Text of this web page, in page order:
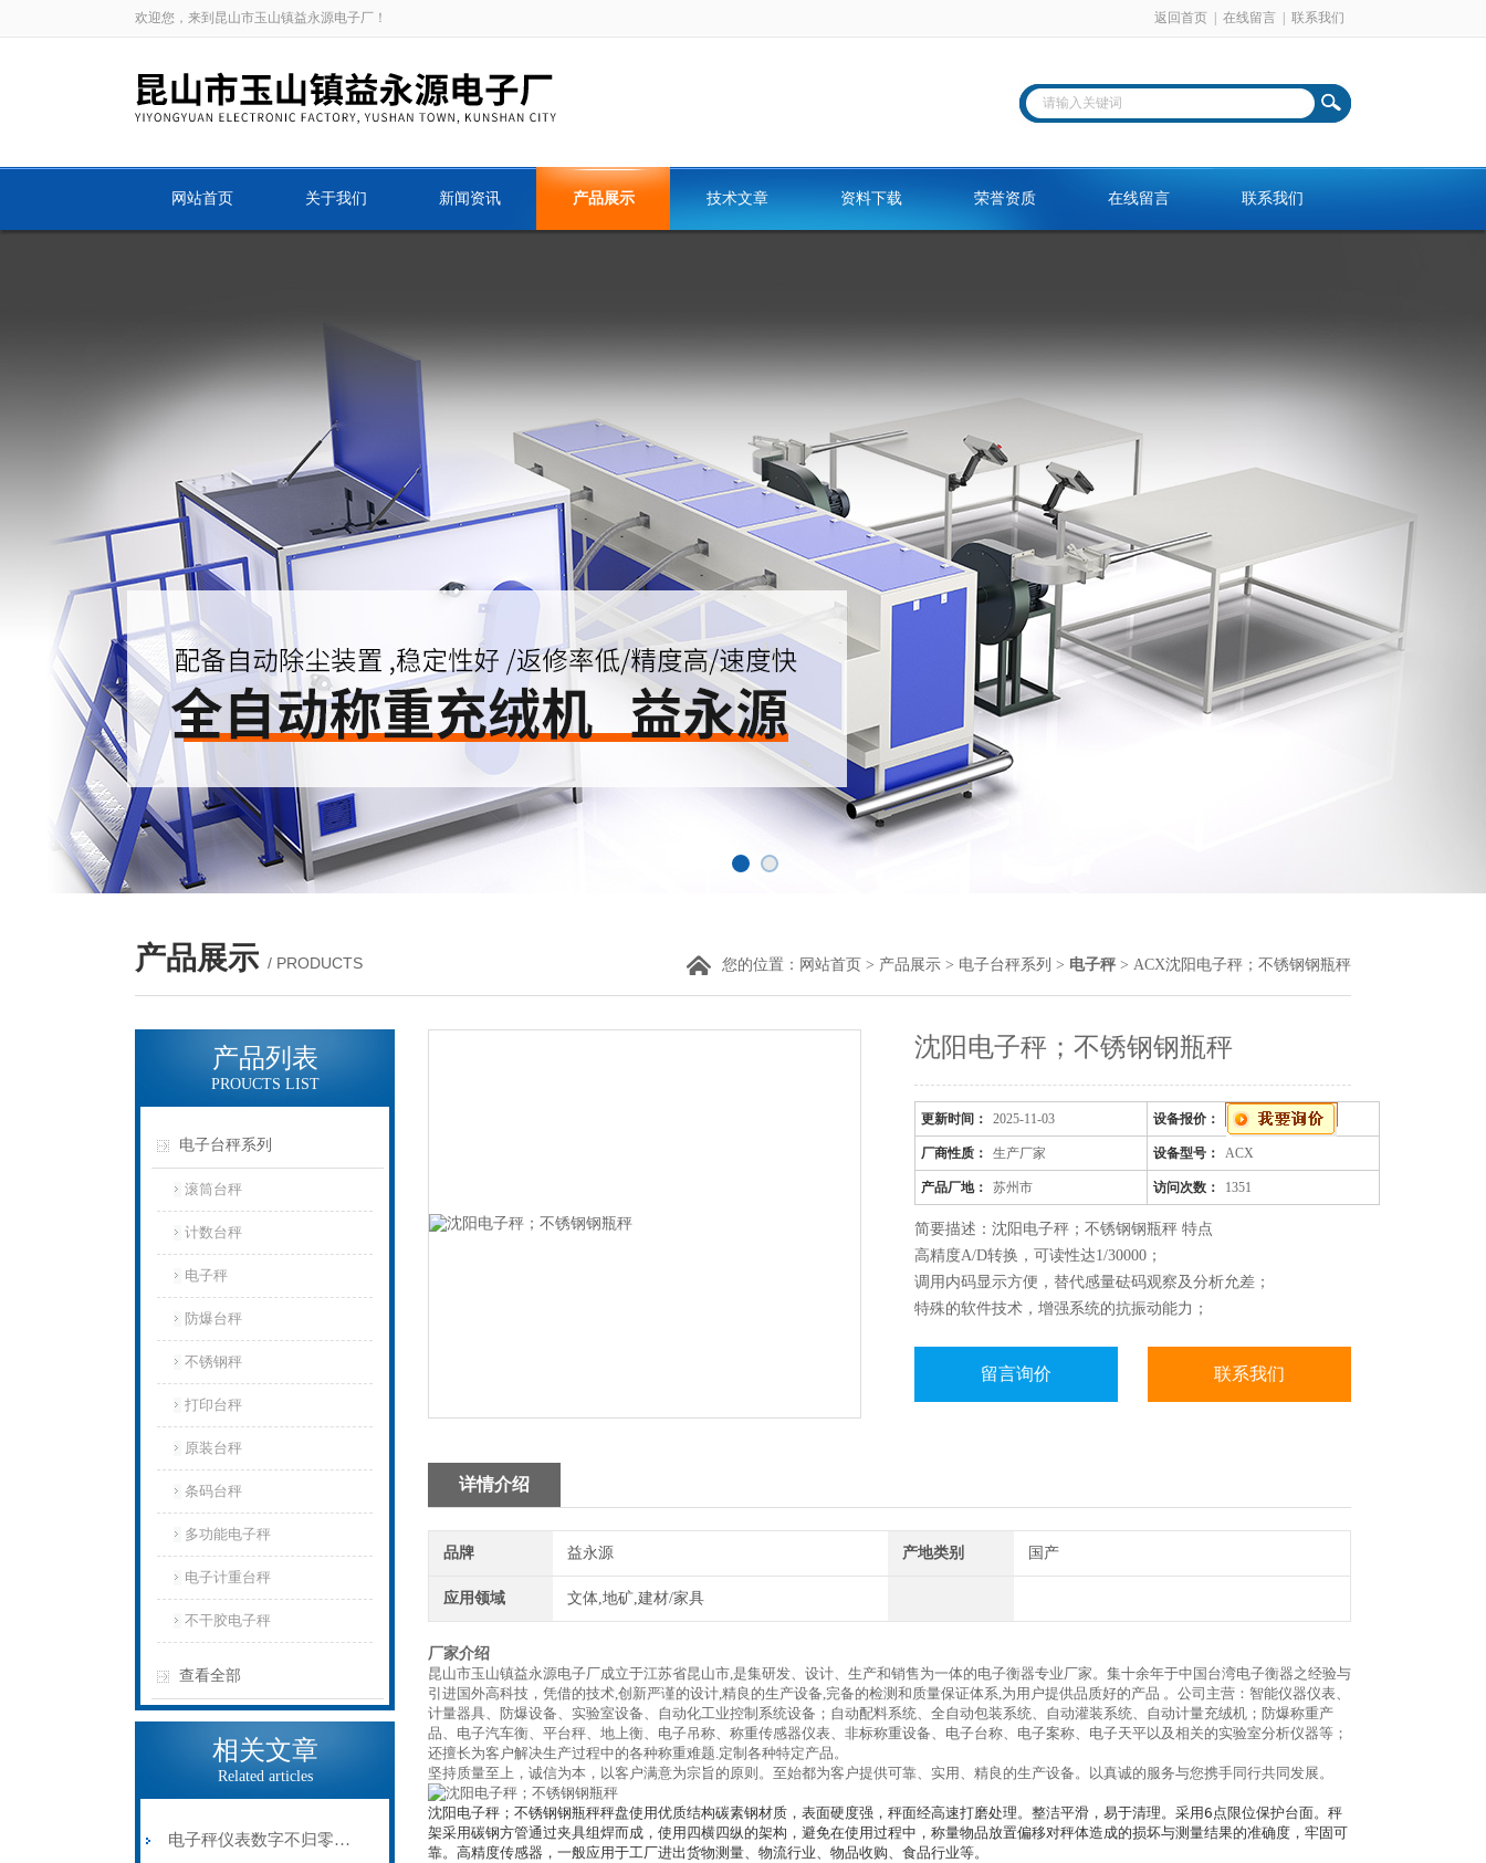
欢迎您，来到昆山市玉山镇益永源电子厂！ 返回首页 在线留言 联系我们
网站首页 关于我们 新闻资讯 产品展示 技术文章 资料下载 荣誉资质 在线留言 联系我们
产品展示 / PRODUCTS 您的位置： 网站首页 > 产品展示 > 电子台秤系列 > 电子秤 > ACX沈阳电子秤；不锈钢钢瓶秤
产品列表
PROUCTS LIST
电子台秤系列
滚筒台秤
计数台秤
电子秤
防爆台秤
不锈钢秤
打印台秤
原装台秤
条码台秤
多功能电子秤
电子计重台秤
不干胶电子秤
查看全部
相关文章
Related articles
电子秤仪表数字不归零，咋办
沈阳电子秤；不锈钢钢瓶秤
更新时间： 2025-11-03 设备报价：
厂商性质： 生产厂家 设备型号： ACX
产品厂地： 苏州市 访问次数： 1351
简要描述：沈阳电子秤；不锈钢钢瓶秤 特点
高精度A/D转换，可读性达1/30000；
调用内码显示方便，替代感量砝码观察及分析允差；
特殊的软件技术，增强系统的抗振动能力；
数字滤波的速度、幅度以及稳定的时间可设置。
留言询价 联系我们
详情介绍
品牌 益永源 产地类别 国产
应用领域 文体,地矿,建材/家具
厂家介绍
昆山市玉山镇益永源电子厂成立于江苏省昆山市,是集研发、设计、生产和销售为一体的电子衡器专业厂家。集十余年于中国台湾电子衡器之经验与
引进国外高科技，凭借的技术,创新严谨的设计,精良的生产设备,完备的检测和质量保证体系,为用户提供品质好的产品 。公司主营：智能仪器仪表、
计量器具、防爆设备、实验室设备、自动化工业控制系统设备；自动配料系统、全自动包装系统、自动灌装系统、自动计量充绒机；防爆称重产
品、电子汽车衡、平台秤、地上衡、电子吊称、称重传感器仪表、非标称重设备、电子台称、电子案称、电子天平以及相关的实验室分析仪器等；
还擅长为客户解决生产过程中的各种称重难题.定制各种特定产品。
坚持质量至上，诚信为本，以客户满意为宗旨的原则。至始都为客户提供可靠、实用、精良的生产设备。以真诚的服务与您携手同行共同发展。
沈阳电子秤；不锈钢钢瓶秤秤盘使用优质结构碳素钢材质，表面硬度强，秤面经高速打磨处理。整洁平滑，易于清理。采用6点限位保护台面。秤
架采用碳钢方管通过夹具组焊而成，使用四横四纵的架构，避免在使用过程中，称量物品放置偏移对秤体造成的损坏与测量结果的准确度，牢固可
靠。高精度传感器，一般应用于工厂进出货物测量、物流行业、物品收购、食品行业等。